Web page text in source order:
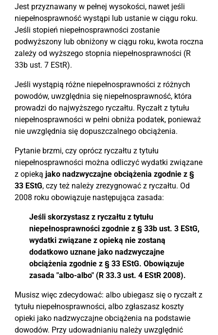
Jest przyznawany w pełnej wysokości, nawet jeśli
niepełnosprawność wystąpi lub ustanie w ciągu roku.
Jeśli stopień niepełnosprawności zostanie
podwyższony lub obniżony w ciągu roku, kwota roczna
zależy od wyższego stopnia niepełnosprawności (R
33b ust. 7 EStR).
Jeśli wystąpią różne niepełnosprawności z różnych
powodów, uwzględnia się niepełnosprawność, która
prowadzi do najwyższego ryczałtu. Ryczałt z tytułu
niepełnosprawności w pełni obniża podatek, ponieważ
nie uwzględnia się dopuszczalnego obciążenia.
Pytanie brzmi, czy oprócz ryczałtu z tytułu
niepełnosprawności można odliczyć wydatki związane
z opieką jako nadzwyczajne obciążenia zgodnie z §
33 EStG, czy też należy zrezygnować z ryczałtu. Od
2008 roku obowiązuje następująca zasada:
Jeśli skorzystasz z ryczałtu z tytułu
niepełnosprawności zgodnie z § 33b ust. 3 EStG,
wydatki związane z opieką nie zostaną
dodatkowo uznane jako nadzwyczajne
obciążenia zgodnie z § 33 EStG. Obowiązuje
zasada "albo-albo" (R 33.3 ust. 4 EStR 2008).
Musisz więc zdecydować: albo ubiegasz się o ryczałt z
tytułu niepełnosprawności, albo zgłaszasz koszty
opieki jako nadzwyczajne obciążenia na podstawie
dowodów. Przy udowadnianiu należy uwzględnić